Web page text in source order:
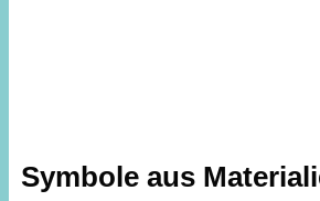
Symbole aus